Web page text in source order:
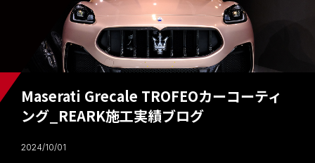
Maserati Grecale TROFEOカーコーティ
ング_REARK施工実績ブログ
2024/10/01